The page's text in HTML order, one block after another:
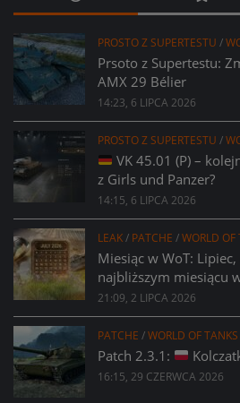
PROSTO Z SUPERTESTU /
Prsoto z Supertestu:
AMX 29 Bélier
14:23, 6 LIPCA 2026
PROSTO Z SUPERTESTU /
VK 45.01 (P) –
z Girls und Panzer?
14:15, 6 LIPCA 2026
LEAK/ PATCHE /WORLD OF
Miesiąc w WoT:
najbliższym miesiącu
21:09, 2 LIPCA 2026
PATCHE /WORLD OF TANKS
Patch 2.3.1:
16:15, 29 CZERWCA 2026